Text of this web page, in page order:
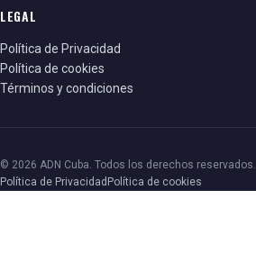
LEGAL
Política de Privacidad
Política de cookies
Términos y condiciones
© 2026 ADN Cuba. Todos los derechos reservados.
Política de Privacidad Política de cookies